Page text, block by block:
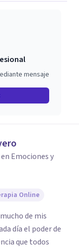
mensaje
Emociones y
Online
de mis
día el poder de
que todos